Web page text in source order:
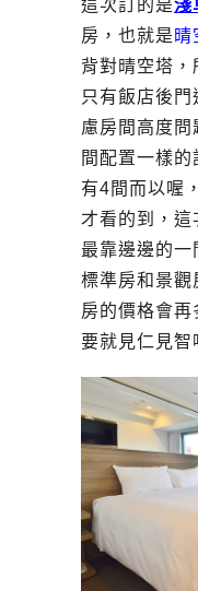
這次訂的是淺
房，也就是 晴
背對晴空塔，
只有飯店後
慮房間高度
間配置一樣
有4間而以喔
才看的到，這
最靠邊邊的一
標準房和景觀
房的價格會再
要就見仁見智